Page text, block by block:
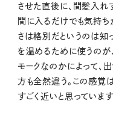
させた直後に、間髪入れ
間に入るだけでも気持ち
さは格別だというのは知
を温めるために使うのが
モークなのかによって、
方も全然違う。この感覚
すごく近いと思っています